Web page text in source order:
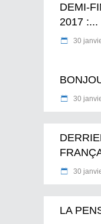
DEMI-
2017 :...
30
30
30
LA